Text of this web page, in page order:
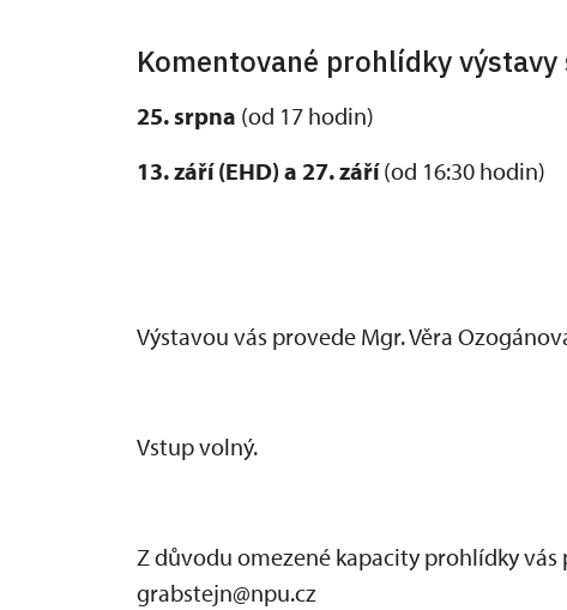
Komentované prohlídky výstavy
25. srpna (od 17 hodin)
13. září (EHD) a 27. září(od 16:30 hodin)
Výstavou vás provede Mgr. Věra
Vstup volný.
Z důvodu omezené kapacity prohlídky
grabstejn@npu.cz